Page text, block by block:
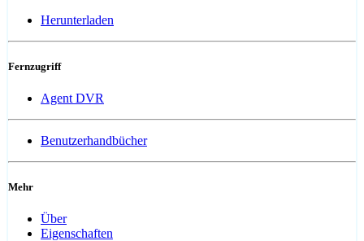
Herunterladen
Fernzugriff
Agent DVR
Benutzerhandbücher
Mehr
Über
Eigenschaften